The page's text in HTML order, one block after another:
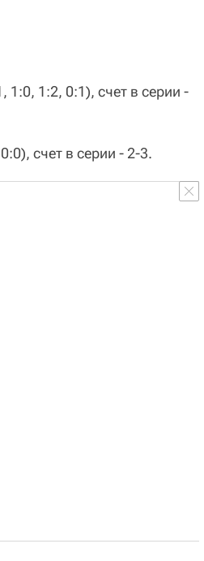
1:2, 0:1), счет в серии -
счет в серии - 2-3.